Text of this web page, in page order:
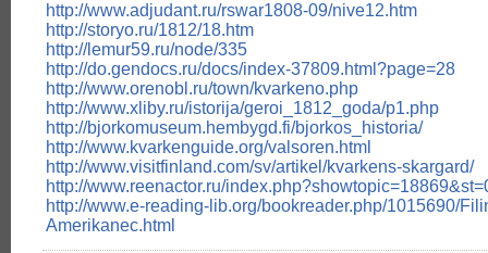
http://www.adjudant.ru/rswar1808-09/nive12.htm
http://storyo.ru/1812/18.htm
http://lemur59.ru/node/335
http://do.gendocs.ru/docs/index-37809.html?page=28
http://www.orenobl.ru/town/kvarkeno.php
http://www.xliby.ru/istorija/geroi_1812_goda/p1.php
http://bjorkomuseum.hembygd.fi/bjorkos_historia/
http://www.kvarkenguide.org/valsoren.html
http://www.visitfinland.com/sv/artikel/kvarkens-skargard/
http://www.reenactor.ru/
http://www.e-reading-lib.org/bookreader.php/1015690/
Amerikanec.html